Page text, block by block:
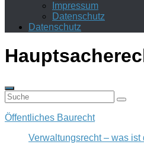
Impressum
Datenschutz
Datenschutz
Öffentliches Baurecht
Verwaltungsrecht – was ist